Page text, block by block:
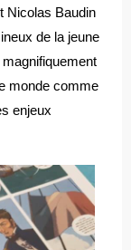
Nicolas Baudin
de la jeune
monde comme
enjeux